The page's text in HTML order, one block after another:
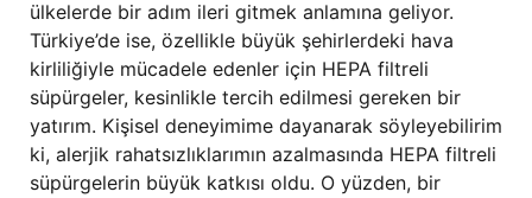
ülkelerde bir adım ileri gitmek anlamına geliyor.
Türkiye’de ise, özellikle büyük şehirlerdeki hava
kirliliğiyle mücadele edenler için HEPA filtreli
süpürgeler, kesinlikle tercih edilmesi gereken bir
yatırım. Kişisel deneyimime dayanarak söyleyebilirim
ki, alerjik rahatsızlıklarımın azalmasında HEPA filtreli
süpürgelerin büyük katkısı oldu. O yüzden, bir